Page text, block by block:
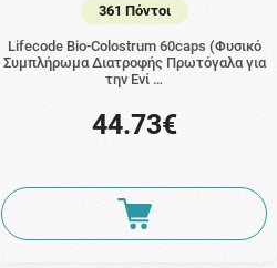
361 Πόντοι
Lifecode Bio-Colostrum 60caps (Φυσικό
Συμπλήρωμα Διατροφής Πρωτόγαλα για
την Ενί …
44.73€